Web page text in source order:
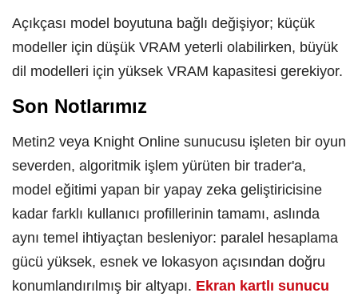
Açıkçası model boyutuna bağlı değişiyor; küçük
modeller için düşük VRAM yeterli olabilirken, büyük
dil modelleri için yüksek VRAM kapasitesi gerekiyor.
Son Notlarımız
Metin2 veya Knight Online sunucusu işleten bir oyun
severden, algoritmik işlem yürüten bir trader'a,
model eğitimi yapan bir yapay zeka geliştiricisine
kadar farklı kullanıcı profillerinin tamamı, aslında
aynı temel ihtiyaçtan besleniyor: paralel hesaplama
gücü yüksek, esnek ve lokasyon açısından doğru
konumlandırılmış bir altyapı. Ekran kartlı sunucu